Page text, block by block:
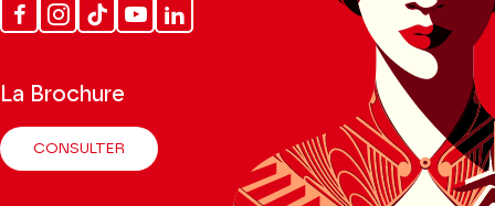
FacebookInstagram
Tik
Tok
YoutubeLinkedin
La Brochure
CONSULTER